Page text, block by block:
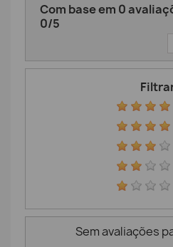
Com base em 0
0/5
Sem avaliações